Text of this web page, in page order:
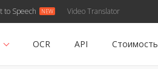
to Speech Video Translator
OCR API Стоимость